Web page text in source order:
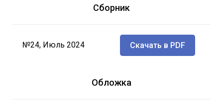
Сборник
№24, Июль 2024 Скачать в PDF
Обложка